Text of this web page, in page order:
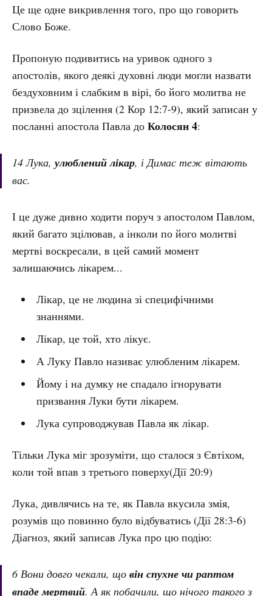
Це ще одне викривлення того, про що говорить
Слово Боже.
Пропоную подивитись на уривок одного з
апостолів, якого деякі духовні люди могли назвати
бездуховним і слабким в вірі, бо його молитва не
призвела до зцілення (2 Кор 12:7-9), який записан у
посланні апостола Павла до Колосян 4:
14 Лука, улюблений лікар, і Димас теж вітають
вас.
І це дуже дивно ходити поруч з апостолом Павлом,
який багато зцілював, а інколи по його молитві
мертві воскресали, в цей самий момент
залишаючись лікарем...
Лікар, це не людина зі специфічними
знаннями.
Лікар, це той, хто лікує.
А Луку Павло називає улюбленим лікарем.
Йому і на думку не спадало ігнорувати
призвання Луки бути лікарем.
Лука супроводжував Павла як лікар.
Тільки Лука міг зрозуміти, що сталося з Євтіхом,
коли той впав з третього поверху(Дії 20:9)
Лука, дивлячись на те, як Павла вкусила змія,
розумів що повинно було відбуватись (Дії 28:3-6)
Діагноз, який записав Лука про цю подію:
6 Вони довго чекали, що він спухне чи раптом
впаде мертвий. А як побачили, що нічого такого з